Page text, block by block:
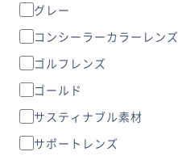
グレー
コンシーラーカラーレンズ
ゴルフレンズ
ゴールド
サスティナブル素材
サポートレンズ